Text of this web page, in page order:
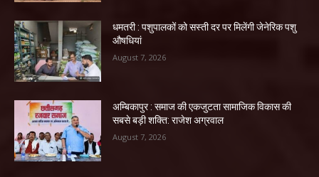
धमतरी : पशुपालकों को सस्ती दर पर मिलेंगी जेनेरिक पशु
औषधियां
August 7, 2026
अम्बिकापुर : समाज की एकजुटता सामाजिक विकास की
सबसे बड़ी शक्ति: राजेश अग्रवाल
August 7, 2026